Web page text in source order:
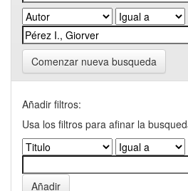
Comenzar nueva busqueda
Añadir filtros:
Usa los filtros para afinar la